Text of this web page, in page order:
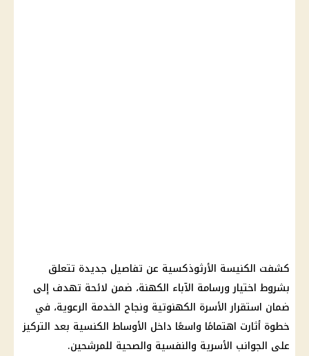
كشفت الكنيسة الأرثوذكسية عن تفاصيل جديدة تتعلق
بشروط اختيار ورسامة الآباء الكهنة، ضمن لائحة تهدف إلى
ضمان استقرار الأسرة الكهنوتية ونجاح الخدمة الرعوية، في
خطوة أثارت اهتمامًا واسعًا داخل الأوساط الكنسية بعد التركيز
على الجوانب الأسرية والنفسية والصحية للمرشحين.